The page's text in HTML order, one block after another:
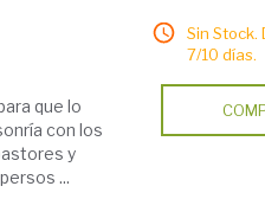
que lo
con los
y
...
Sin Stock.
7/10 días.